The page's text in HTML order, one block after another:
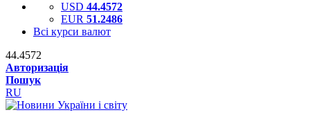
USD 44.4572
EUR 51.2486
Всі курси валют
44.4572
Авторизація
Пошук
RU